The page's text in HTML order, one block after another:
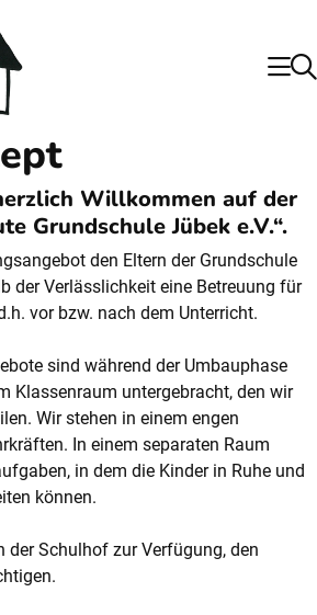
Willkommen auf der
Grundschule Jübek e.V.“.
den Eltern der Grundschule
der Verlässlichkeit eine Betreuung für
vor bzw. nach dem Unterricht.
sind während der Umbauphase
Klassenraum untergebracht, den wir
Wir stehen in einem engen
In einem separaten Raum
in dem die Kinder in Ruhe und
können.
der Schulhof zur Verfügung, den